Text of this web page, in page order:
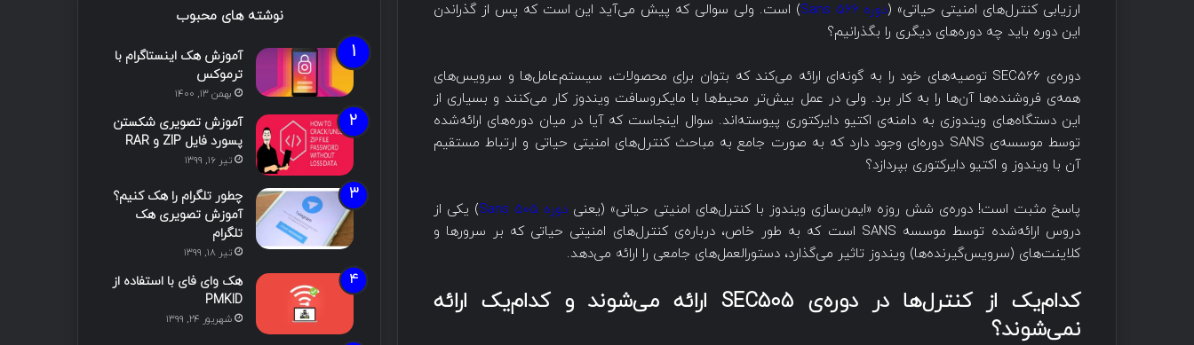
ارزیابی کنترل‌های امنیتی حیاتی» (دوره Sans 566
) است. ولی سوالی که پیش می‌آید این است که پس از گذراندن
این دوره باید چه دوره‌های دیگری را بگذرانیم؟
دوره‌ی SEC566 توصیه‌های خود را به گونه‌ای ارائه می‌کند که بتوان برای محصولات، سیستم‌عامل‌ها و سرویس‌های
همه‌ی فروشنده‌ها آن‌ها را به کار برد. ولی در عمل بیش‌تر محیط‌ها با مایکروسافت ویندوز کار می‌کنند و بسیاری از
این دستگاه‌های ویندوزی به دامنه‌ی اکتیو دایرکتوری پیوسته‌اند. سوال اینجاست که آیا در میان دوره‌های ارائه‌شده
توسط موسسه‌ی SANS دوره‌ای وجود دارد که به صورت جامع به مباحث کنترل‌های امنیتی حیاتی و ارتباط مستقیم
آن با ویندوز و اکتیو دایرکتوری بپردازد؟
پاسخ مثبت است! دوره‌ی شش روزه «ایمن‌سازی ویندوز با کنترل‌های امنیتی حیاتی» (یعنی دوره Sans 505
) یکی از
دروس ارائه‌شده توسط موسسه SANS است که به طور خاص، درباره‌ی کنترل‌های امنیتی حیاتی که بر سرورها و
کلاینت‌های (سرویس‌گیرنده‌ها) ویندوز تاثیر می‌گذارد، دستورالعمل‌های جامعی را ارائه می‌دهد.
کدام‌یک از کنترل‌ها در دوره‌ی SEC505 ارائه می‌شوند و کدام‌یک ارائه
نمی‌شوند؟
نوشته های محبوب
آموزش هک اینستاگرام با
ترموکس
بهمن ۱۳, ۱۴۰۰
آموزش تصویری شکستن
پسورد فایل ZIP و RAR
تیر ۱۶, ۱۳۹۹
چطور تلگرام را هک کنیم؟
آموزش تصویری هک
تلگرام
تیر ۱۸, ۱۳۹۹
هک وای فای با استفاده از
PMKID
شهریور ۲۴, ۱۳۹۹